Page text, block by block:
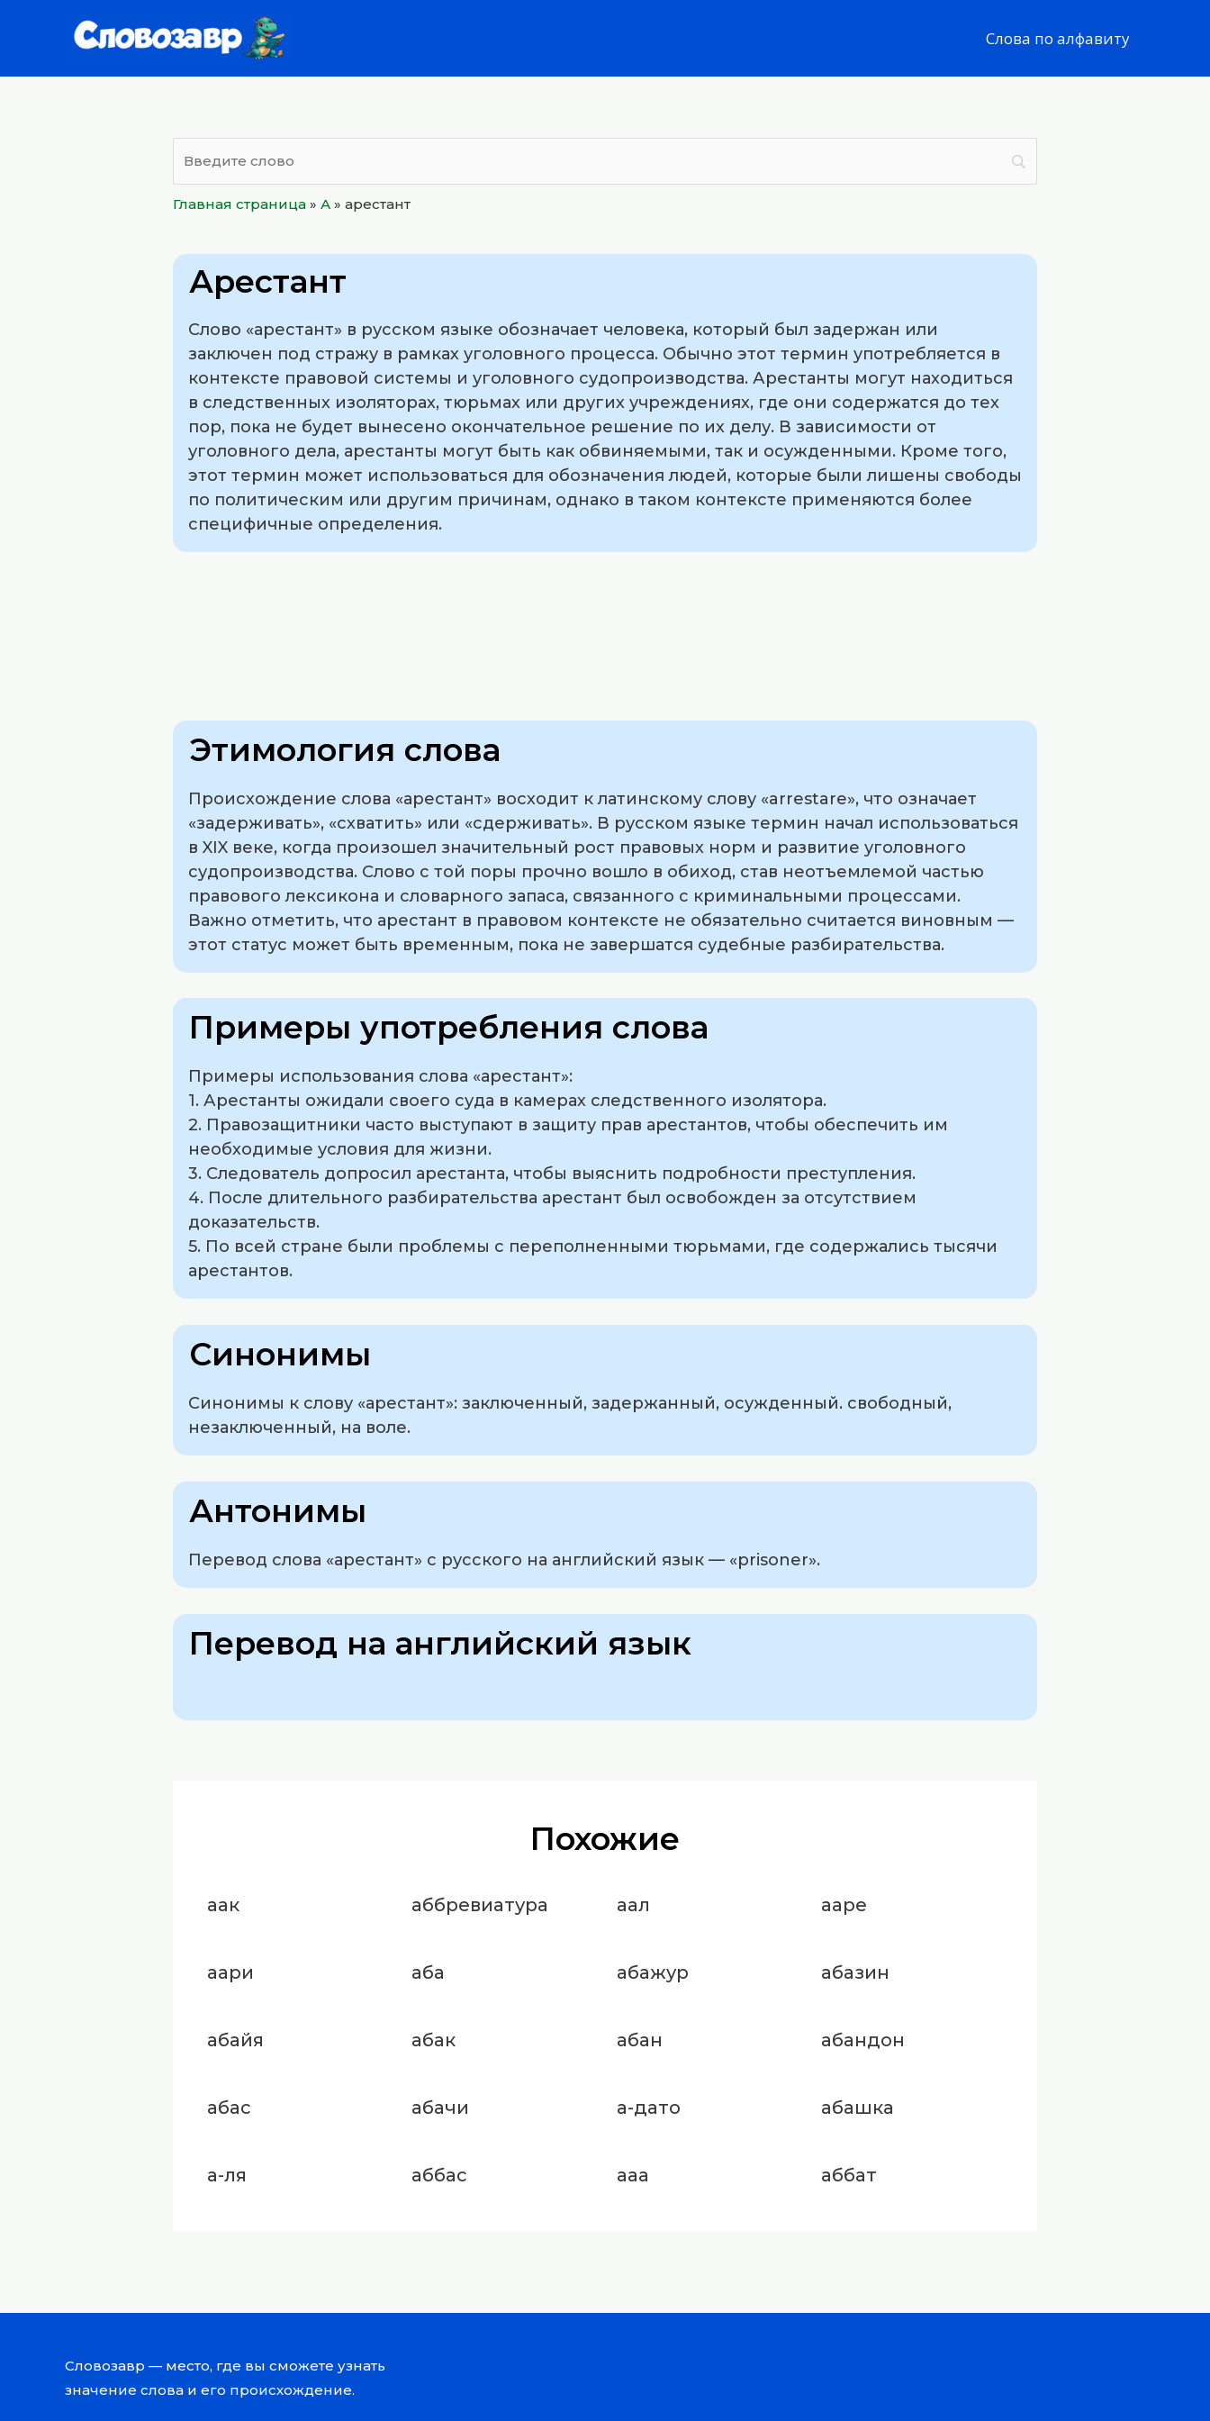
Слова по алфавиту
Главная страница » А » арестант
Арестант
Слово «арестант» в русском языке обозначает человека, который был задержан или
заключен под стражу в рамках уголовного процесса. Обычно этот термин употребляется в
контексте правовой системы и уголовного судопроизводства. Арестанты могут находиться
в следственных изоляторах, тюрьмах или других учреждениях, где они содержатся до тех
пор, пока не будет вынесено окончательное решение по их делу. В зависимости от
уголовного дела, арестанты могут быть как обвиняемыми, так и осужденными. Кроме того,
этот термин может использоваться для обозначения людей, которые были лишены свободы
по политическим или другим причинам, однако в таком контексте применяются более
специфичные определения.
Этимология слова
Происхождение слова «арестант» восходит к латинскому слову «arrestare», что означает
«задерживать», «схватить» или «сдерживать». В русском языке термин начал использоваться
в XIX веке, когда произошел значительный рост правовых норм и развитие уголовного
судопроизводства. Слово с той поры прочно вошло в обиход, став неотъемлемой частью
правового лексикона и словарного запаса, связанного с криминальными процессами.
Важно отметить, что арестант в правовом контексте не обязательно считается виновным —
этот статус может быть временным, пока не завершатся судебные разбирательства.
Примеры употребления слова
Примеры использования слова «арестант»:
1. Арестанты ожидали своего суда в камерах следственного изолятора.
2. Правозащитники часто выступают в защиту прав арестантов, чтобы обеспечить им
необходимые условия для жизни.
3. Следователь допросил арестанта, чтобы выяснить подробности преступления.
4. После длительного разбирательства арестант был освобожден за отсутствием
доказательств.
5. По всей стране были проблемы с переполненными тюрьмами, где содержались тысячи
арестантов.
Синонимы
Синонимы к слову «арестант»: заключенный, задержанный, осужденный. свободный,
незаключенный, на воле.
Антонимы
Перевод слова «арестант» с русского на английский язык — «prisoner».
Перевод на английский язык
Похожие
аак аббревиатура аал ааре
аари аба абажур абазин
абайя абак абан абандон
абас абачи а-дато абашка
а-ля аббас ааа аббат
Словозавр — место, где вы сможете узнать
значение слова и его происхождение.